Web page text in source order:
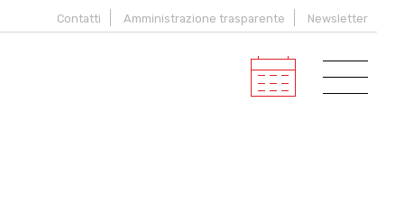
Contatti Amministrazione trasparente Newsletter